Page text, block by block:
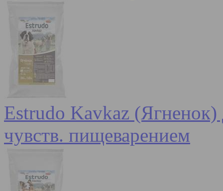
Estrudo Kavkaz (Ягненок)
чувств. пищеварением